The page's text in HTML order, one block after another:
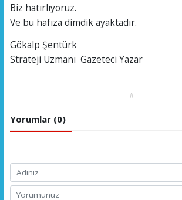
Biz hatırlıyoruz.
Ve bu hafıza dimdik ayaktadır.
Gökalp Şentürk
Strateji Uzmanı Gazeteci Yazar
#
Yorumlar (0)